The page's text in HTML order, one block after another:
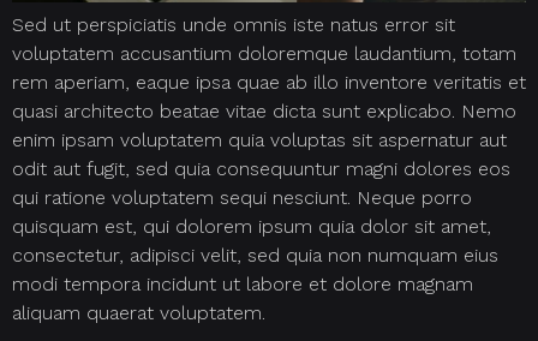
Sed ut perspiciatis unde omnis iste natus error sit
voluptatem accusantium doloremque laudantium, totam
rem aperiam, eaque ipsa quae ab illo inventore veritatis et
quasi architecto beatae vitae dicta sunt explicabo. Nemo
enim ipsam voluptatem quia voluptas sit aspernatur aut
odit aut fugit, sed quia consequuntur magni dolores eos
qui ratione voluptatem sequi nesciunt. Neque porro
quisquam est, qui dolorem ipsum quia dolor sit amet,
consectetur, adipisci velit, sed quia non numquam eius
modi tempora incidunt ut labore et dolore magnam
aliquam quaerat voluptatem.